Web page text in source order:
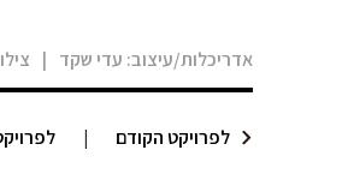
אדריכלות/עיצוב: עדי שקד |
לפרויקט הקודם |